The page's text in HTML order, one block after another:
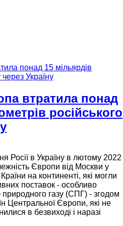
втратила понад
російського
Росії в Україну в лютому 2022
Європи від Москви у
на континенті, які могли
поставок - особливо
природного газу (СПГ) - згодом
Центральної Європи, які не
в безвиході і наразі